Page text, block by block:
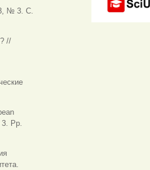
№ 3. С.
//
ссылка)
Pp.